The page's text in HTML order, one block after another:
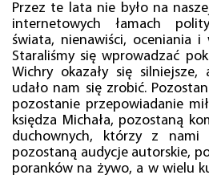
Przez te lata nie było na
internetowych łamach
świata, nienawiści, oceniania i
Staraliśmy się wprowadzać
Wichry okazały się
udało nam się zrobić.
pozostanie przepowiadanie
księdza Michała, pozostaną
duchownych, którzy z nami
pozostaną audycje autorskie,
poranków na żywo, a w wielu